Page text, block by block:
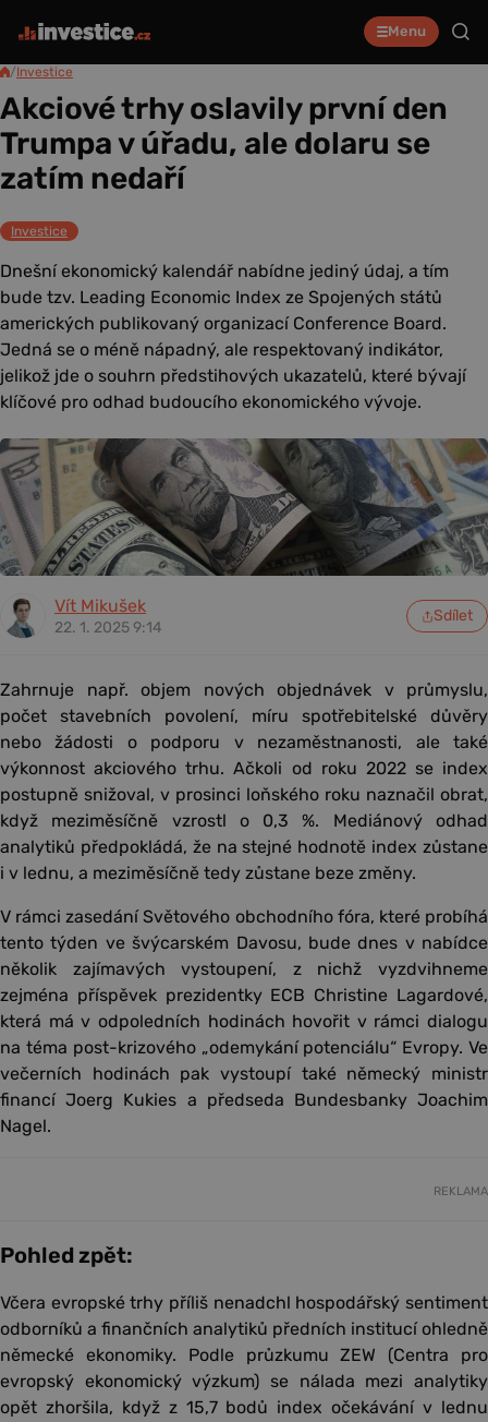
Menu
/Investice
Akciové trhy oslavily první den
Trumpa v úřadu, ale dolaru se
zatím nedaří
Investice
Dnešní ekonomický kalendář nabídne jediný údaj, a tím
bude tzv. Leading Economic Index ze Spojených států
amerických publikovaný organizací Conference Board.
Jedná se o méně nápadný, ale respektovaný indikátor,
jelikož jde o souhrn předstihových ukazatelů, které bývají
klíčové pro odhad budoucího ekonomického vývoje.
Vít Mikušek
22. 1. 2025 9:14
Sdílet
Zahrnuje např. objem nových objednávek v průmyslu,
počet stavebních povolení, míru spotřebitelské důvěry
nebo žádosti o podporu v nezaměstnanosti, ale také
výkonnost akciového trhu. Ačkoli od roku 2022 se index
postupně snižoval, v prosinci loňského roku naznačil obrat,
když meziměsíčně vzrostl o 0,3 %. Mediánový odhad
analytiků předpokládá, že na stejné hodnotě index zůstane
i v lednu, a meziměsíčně tedy zůstane beze změny.
V rámci zasedání Světového obchodního fóra, které probíhá
tento týden ve švýcarském Davosu, bude dnes v nabídce
několik zajímavých vystoupení, z nichž vyzdvihneme
zejména příspěvek prezidentky ECB Christine Lagardové,
která má v odpoledních hodinách hovořit v rámci dialogu
na téma post-krizového „odemykání potenciálu“ Evropy. Ve
večerních hodinách pak vystoupí také německý ministr
financí Joerg Kukies a předseda Bundesbanky Joachim
Nagel.
REKLAMA
Pohled zpět:
Včera evropské trhy příliš nenadchl hospodářský sentiment
odborníků a finančních analytiků předních institucí ohledně
německé ekonomiky. Podle průzkumu ZEW (Centra pro
evropský ekonomický výzkum) se nálada mezi analytiky
opět zhoršila, když z 15,7 bodů index očekávání v lednu